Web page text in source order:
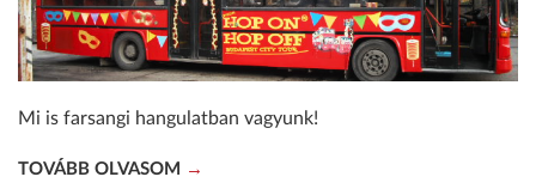
Mi is farsangi hangulatban vagyunk!
TOVÁBB OLVASOM